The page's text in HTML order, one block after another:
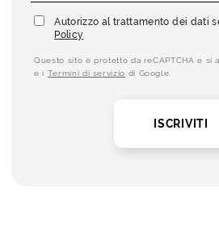
Autorizzo al trattamento dei dati
Policy
Questo sito è protetto da reCAPTCHA e si
e i Termini di servizio di Google.
ISCRIVITI